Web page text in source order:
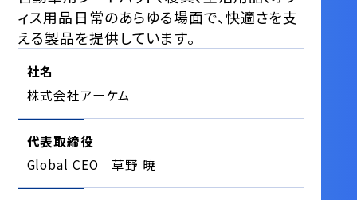
ィス用品――⽇常のあらゆる場⾯で、快適さを⽀
える製品を提供しています。
社名
株式会社アーケム
代表取締役
Global CEO 草野 暁